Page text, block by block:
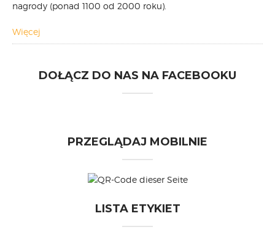
nagrody (ponad 1100 od 2000 roku).
Więcej
DOŁĄCZ DO NAS NA FACEBOOKU
PRZEGLĄDAJ MOBILNIE
LISTA ETYKIET